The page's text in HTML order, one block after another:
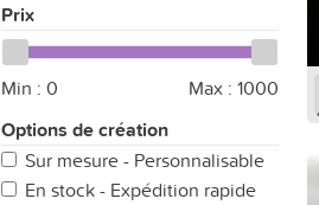
Prix
Min : 0 Max : 1000
Options de création
Sur mesure - Personnalisable
En stock - Expédition rapide